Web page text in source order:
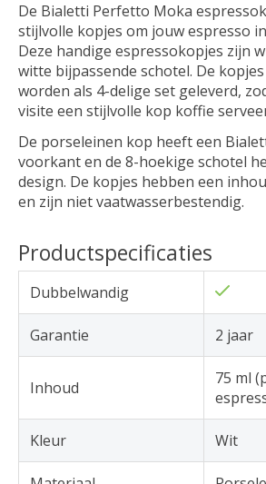
De Bialetti Perfetto Moka
stijlvolle kopjes om jouw espresso
Deze handige espressokopjes zijn
witte bijpassende schotel. De
worden als 4-delige set geleverd,
visite een stijlvolle kop koffie
De porseleinen kop heeft een
voorkant en de 8-hoekige schotel
design. De kopjes hebben een
en zijn niet vaatwasserbestendig.
Productspecificaties
Dubbelwandig
Garantie 2 jaar
Inhoud
75 ml
Kleur Wit